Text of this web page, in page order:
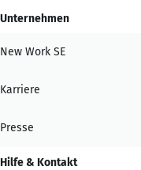
Unternehmen
New Work SE
Karriere
Presse
Hilfe & Kontakt